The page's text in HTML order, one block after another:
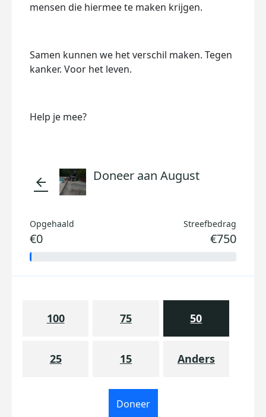
mensen die hiermee te maken krijgen.
Samen kunnen we het verschil maken. Tegen
kanker. Voor het leven.
Help je mee?
arrow_back Doneer aan August
Opgehaald
€0
Streefbedrag
€750
100 75 50
25 15 Anders
Doneer